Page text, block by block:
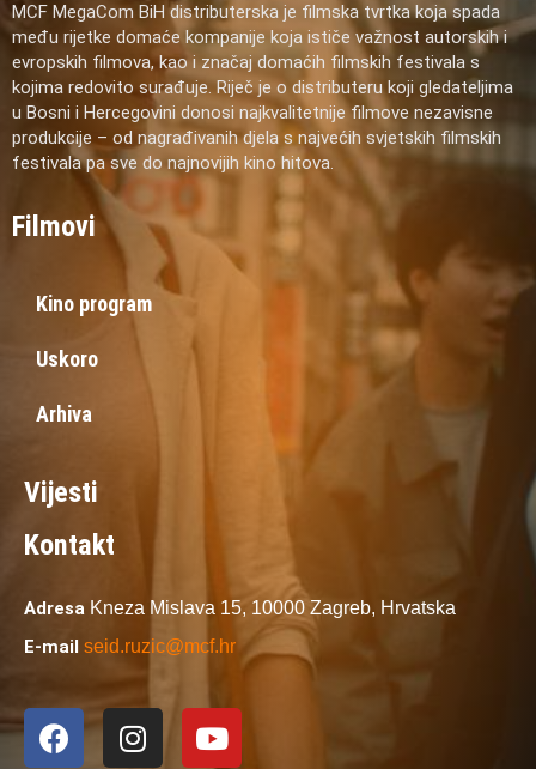
MCF MegaCom BiH distributerska je filmska tvrtka koja spada
među rijetke domaće kompanije koja ističe važnost autorskih i
evropskih filmova, kao i značaj domaćih filmskih festivala s
kojima redovito surađuje. Riječ je o distributeru koji gledateljima
u Bosni i Hercegovini donosi najkvalitetnije filmove nezavisne
produkcije – od nagrađivanih djela s najvećih svjetskih filmskih
festivala pa sve do najnovijih kino hitova.
Filmovi
Kino program
Uskoro
Arhiva
Vijesti
Kontakt
Adresa Kneza Mislava 15, 10000 Zagreb, Hrvatska
E-mail seid.ruzic@mcf.hr